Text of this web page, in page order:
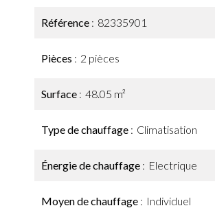
Référence 82335901
Pièces 2 pièces
Surface 48.05 m²
Type de chauffage Climatisation
Énergie de chauffage Electrique
Moyen de chauffage Individuel